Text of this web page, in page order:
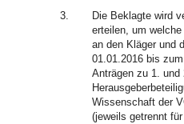
3.
Die Beklagte wird
erteilen, um
an den Kläger und
01.01.2016 bis
Anträgen zu 1. und
Wissenschaft der
(jeweils getrennt